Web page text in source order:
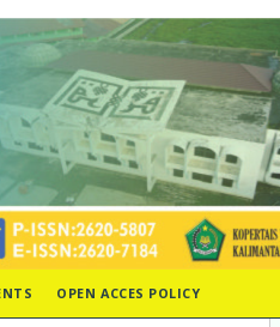
OPEN ACCES POLICY